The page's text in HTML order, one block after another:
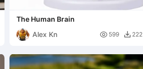
The Human Brain
Alex Kn
 599  222